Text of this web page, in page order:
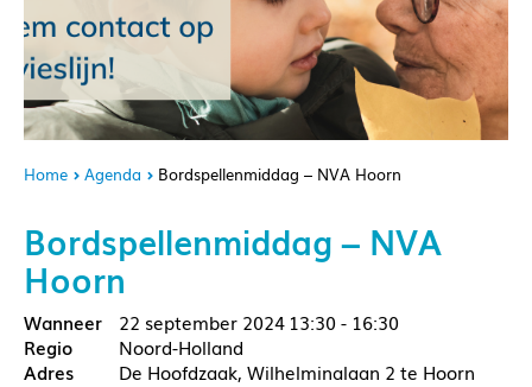
Home Agenda Bordspellenmiddag – NVA Hoorn
Bordspellenmiddag – NVA
Hoorn
22 september 2024 13:30 - 16:30
Noord-Holland
De Hoofdzaak, Wilhelminalaan 2 te Hoorn